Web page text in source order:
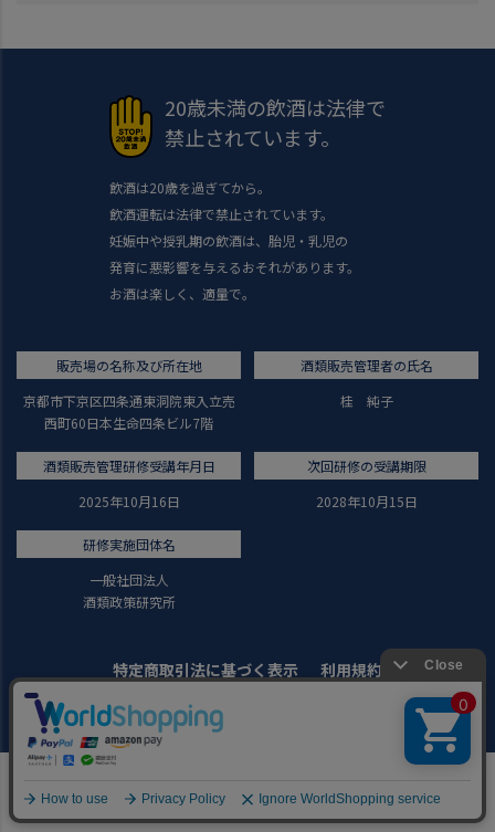
20歳未満の飲酒は法律で
禁止されています。
飲酒は20歳を過ぎてから。
飲酒運転は法律で禁止されています。
妊娠中や授乳期の飲酒は、胎児・乳児の
発育に悪影響を与えるおそれがあります。
お酒は楽しく、適量で。
販売場の名称及び所在地
京都市下京区四条通東洞院東入立売
西町60日本生命四条ビル7階
酒類販売管理者の氏名
桂 純子
酒類販売管理研修受講年月日
2025年10月16日
次回研修の受講期限
2028年10月15日
研修実施団体名
一般社団法人
酒類政策研究所
特定商取引法に基づく表示
利用規約
採用情報
運営：株式会社イズミセ IZUMISE KYOTO